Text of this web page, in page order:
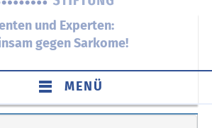
und Experten:
gegen Sarkome!
MENÜ